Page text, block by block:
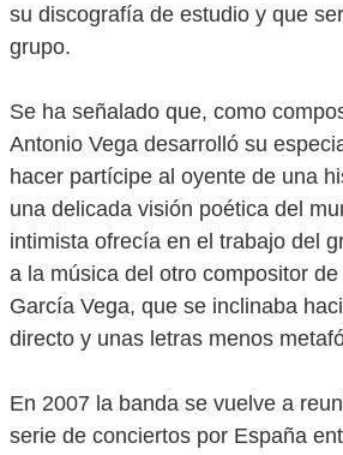
su discografía de estudio y que
grupo.
Se ha señalado que, como
Antonio Vega desarrolló su
hacer partícipe al oyente de una
una delicada visión poética del
intimista ofrecía en el trabajo del
a la música del otro compositor
García Vega, que se inclinaba
directo y unas letras menos
En 2007 la banda se vuelve a
serie de conciertos por España